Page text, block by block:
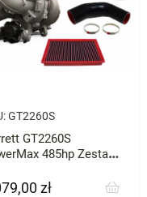
GT2260S
GT2260S
485hp Zestaw
zł